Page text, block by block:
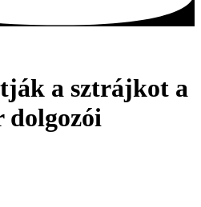
a sztrájkot a
dolgozói